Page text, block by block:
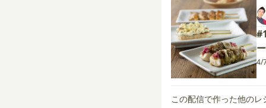
ー
4/
この配信で作った他のレ